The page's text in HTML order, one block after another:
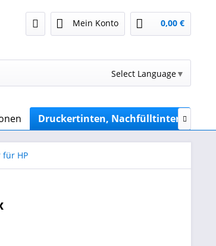
Mein Konto 0,00 €
Select Language▼
Druckertinten, Nachfülltinten 
für HP